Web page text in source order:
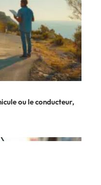
ou le conducteur,